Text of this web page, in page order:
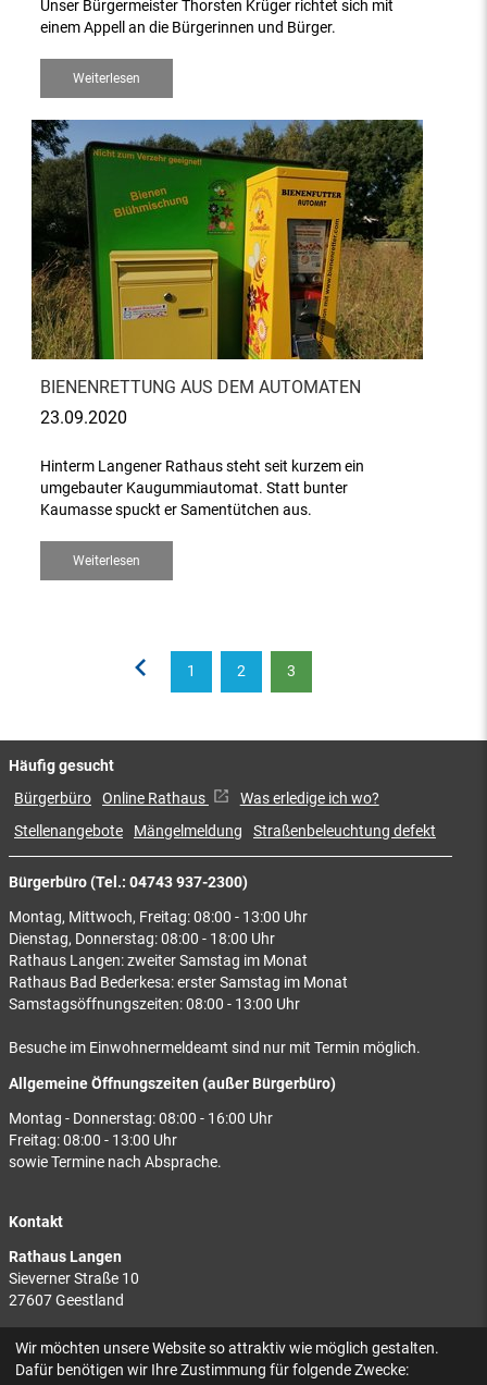
Unser Bürgermeister Thorsten Krüger richtet sich mit
einem Appell an die Bürgerinnen und Bürger.
Weiterlesen
BIENENRETTUNG AUS DEM AUTOMATEN
23.09.2020
Hinterm Langener Rathaus steht seit kurzem ein
umgebauter Kaugummiautomat. Statt bunter
Kaumasse spuckt er Samentütchen aus.
Weiterlesen
1 2 3
Bürgerbüro (Tel.: 04743 937-2300)
Montag, Mittwoch, Freitag: 08:00 - 13:00 Uhr
Dienstag, Donnerstag: 08:00 - 18:00 Uhr
Rathaus Langen: zweiter Samstag im Monat
Rathaus Bad Bederkesa: erster Samstag im Monat
Samstagsöffnungszeiten: 08:00 - 13:00 Uhr
Besuche im Einwohnermeldeamt sind nur mit Termin möglich.
Allgemeine Öffnungszeiten (außer Bürgerbüro)
Montag - Donnerstag: 08:00 - 16:00 Uhr
Freitag: 08:00 - 13:00 Uhr
sowie Termine nach Absprache.
Kontakt
Rathaus Langen
Sieverner Straße 10
27607 Geestland
Rathaus Bad Bederkesa
Am Markt 8
Häufig gesucht
Bürgerbüro Online Rathaus
Was erledige ich wo?
Stellenangebote
Mängelmeldung Straßenbeleuchtung defekt
Wir möchten unsere Website so attraktiv wie möglich gestalten.
Dafür benötigen wir Ihre Zustimmung für folgende Zwecke: